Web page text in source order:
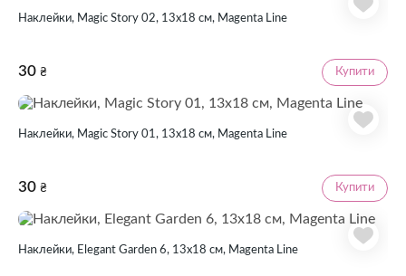
Наклейки, Magic Story 02, 13х18 см, Magenta Line
30 ₴ Купити
Наклейки, Magic Story 01, 13х18 см, Magenta Line
30 ₴ Купити
Наклейки, Elegant Garden 6, 13х18 см, Magenta Line